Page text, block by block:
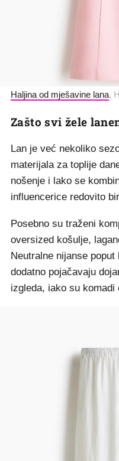
Haljina od mješavine lana,
Zašto svi žele
Lan je već nekoliko
materijala za toplije
nošenje i lako se
influencerice redovito
Posebno su traženi
oversized košulje,
Neutralne nijanse
dodatno pojačavaju
izgleda, iako su